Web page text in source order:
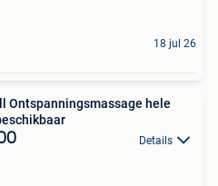
18 jul 26
Details